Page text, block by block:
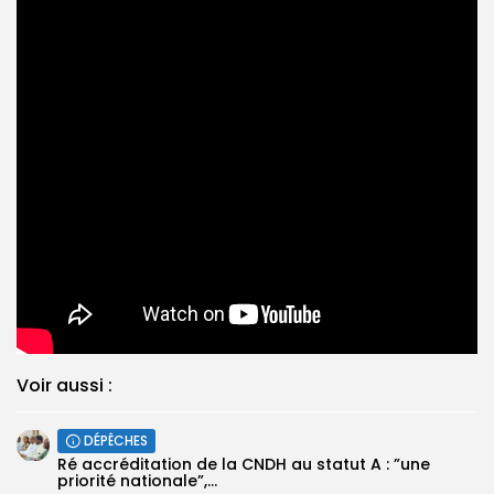
Voir aussi :
DÉPÊCHES
Ré accréditation de la CNDH au statut A : ”une
priorité nationale”,...